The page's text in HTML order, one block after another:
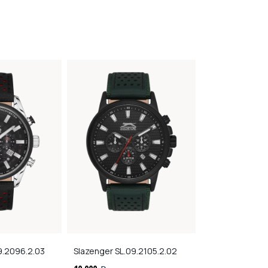
SlazengerSL.09.2105.2.02